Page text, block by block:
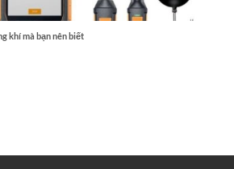
khí mà bạn nên biết